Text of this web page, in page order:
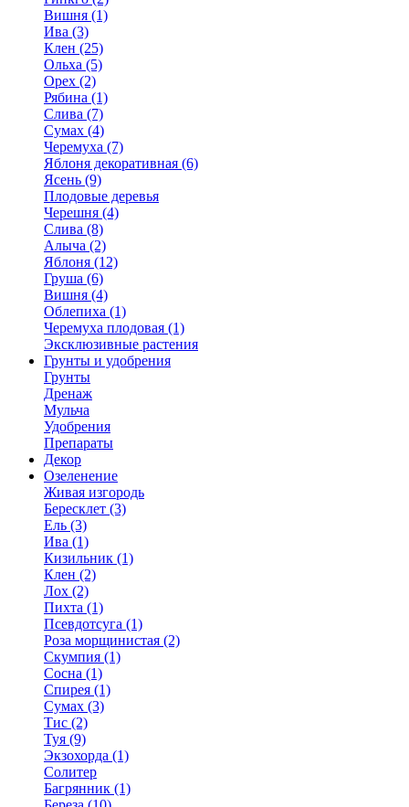
Вишня (1)
Ива (3)
Клен (25)
Ольха (5)
Орех (2)
Рябина (1)
Слива (7)
Сумах (4)
Черемуха (7)
Яблоня декоративная (6)
Ясень (9)
Плодовые деревья
Черешня (4)
Слива (8)
Алыча (2)
Яблоня (12)
Груша (6)
Вишня (4)
Облепиха (1)
Черемуха плодовая (1)
Эксклюзивные растения
Грунты и удобрения
Грунты
Дренаж
Мульча
Удобрения
Препараты
Декор
Озеленение
Живая изгородь
Бересклет (3)
Ель (3)
Ива (1)
Кизильник (1)
Клен (2)
Лох (2)
Пихта (1)
Псевдотсуга (1)
Роза морщинистая (2)
Скумпия (1)
Сосна (1)
Спирея (1)
Сумах (3)
Тис (2)
Туя (9)
Экзохорда (1)
Солитер
Багрянник (1)